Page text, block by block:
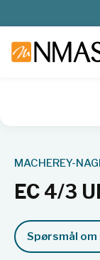
MACHEREY-
EC 4/3
Spørsmål